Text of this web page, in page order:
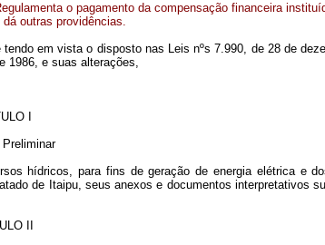
o pagamento da compensação financeira
dá outras providências.
em vista o disposto nas Leis nºs 7.990, de 28 de
1986, e suas alterações,
I
hídricos, para fins de geração de energia elétrica e
de Itaipu, seus anexos e documentos interpretativos
II